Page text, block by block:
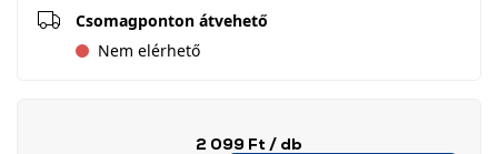
Csomagponton átvehető
Nem elérhető
2 099 Ft / db